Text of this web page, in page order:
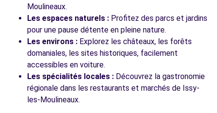
Moulineaux.
Les espaces naturels : Profitez des parcs et jardins
pour une pause détente en pleine nature.
Les environs : Explorez les châteaux, les forêts
domaniales, les sites historiques, facilement
accessibles en voiture.
Les spécialités locales : Découvrez la gastronomie
régionale dans les restaurants et marchés de Issy-
les-Moulineaux.